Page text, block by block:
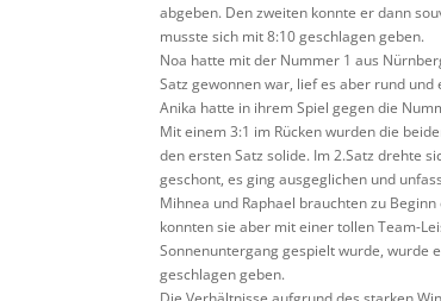
abgeben. Den zweiten konnte er dann
musste sich mit 8:10 geschlagen geben.
Noa hatte mit der Nummer 1 aus
Satz gewonnen war, lief es aber rund
Anika hatte in ihrem Spiel gegen die
Mit einem 3:1 im Rücken wurden die
den ersten Satz solide. Im 2.Satz drehte
geschont, es ging ausgeglichen und
Mihnea und Raphael brauchten zu
konnten sie aber mit einer tollen Team-
Sonnenuntergang gespielt wurde, wurde
geschlagen geben.